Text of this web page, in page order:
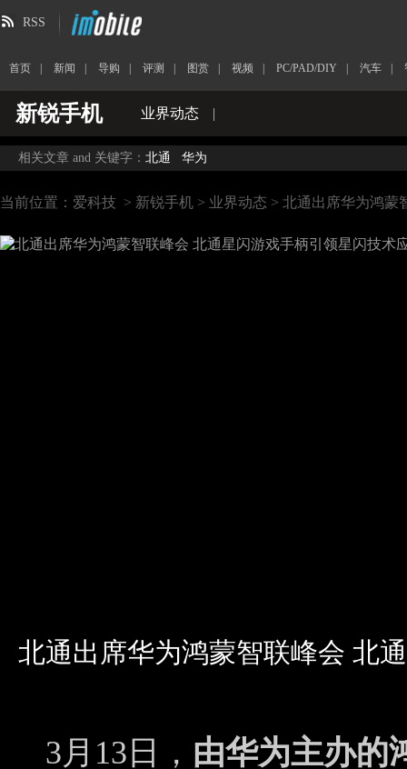
RSS
首页 新闻 导购 评测 图赏 视频 PC/PAD/DIY 汽车
新锐手机 业界动态 |
相关文章 and 关键字： 北通 华为
当前位置： 爱科技 > 新锐手机 > 业界动态 > 北通出席华为鸿蒙
北通出席华为鸿蒙智联峰会 北
3月13日， 由华为主办的